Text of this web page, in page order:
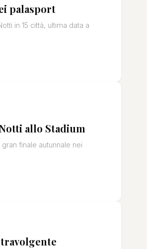
palasport
in 15 città, ultima data a
allo Stadium
finale autunnale nei